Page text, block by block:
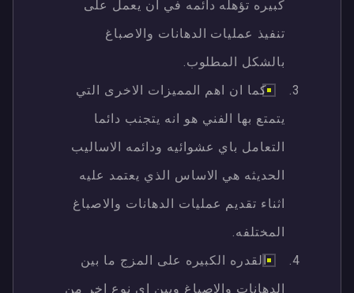
كبيره تؤهله دائمه في ان يعمل على
تنفيذ عمليات الدهانات والاصباغ
بالشكل المطلوب.
كما ان اهم المميزات الاخرى التي
يتمتع بها الفني هو انه يتجنب دائما
التعامل باي عشوائيه ودائمه الاساليب
الحديثه هي الاساس الذي يعتمد عليه
اثناء تقديم عمليات الدهانات والاصباغ
المختلفه.
القدره الكبيره على المزج ما بين
الدهانات والاصباغ وبين اي نوع اخر من